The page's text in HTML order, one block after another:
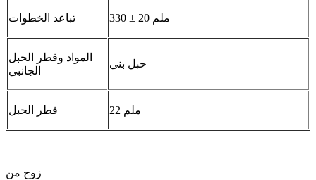
تباعد الخطوات 330 ± 20 ملم
المواد وقطر الحبل
الجانبي
حبل بني
قطر الحبل 22 ملم
زوج من